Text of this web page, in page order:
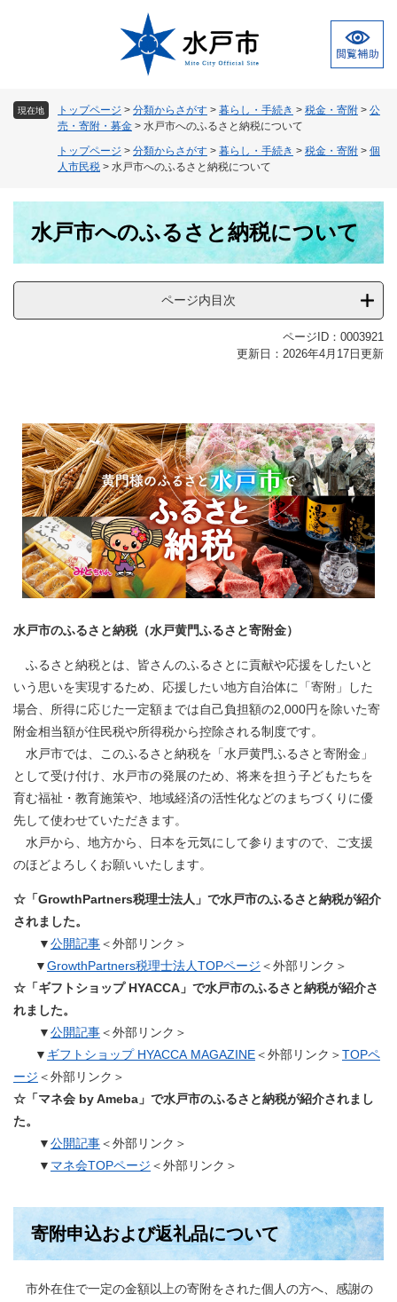
現在地 トップページ > 分類からさがす > 暮らし・手続き > 税金・寄附 > 公
売・寄附・募金 > 水戸市へのふるさと納税について
トップページ > 分類からさがす > 暮らし・手続き > 税金・寄附 > 個
人市民税 > 水戸市へのふるさと納税について
水戸市へのふるさと納税について
ページ内目次
ページID：0003921
更新日：2026年4月17日更新
水戸市のふるさと納税（水戸黄門ふるさと寄附金）
ふるさと納税とは、皆さんのふるさとに貢献や応援をしたいと
いう思いを実現するため、応援したい地方自治体に「寄附」した
場合、所得に応じた一定額までは自己負担額の2,000円を除いた寄
附金相当額が住民税や所得税から控除される制度です。
水戸市では、このふるさと納税を「水戸黄門ふるさと寄附金」
として受け付け、水戸市の発展のため、将来を担う子どもたちを
育む福祉・教育施策や、地域経済の活性化などのまちづくりに優
先して使わせていただきます。
水戸から、地方から、日本を元気にして参りますので、ご支援
のほどよろしくお願いいたします。
☆「GrowthPartners税理士法人​」で水戸市のふるさと納税が紹介
されました。
▼公開記事＜外部リンク＞
​ ▼GrowthPartners税理士法人TOPページ ＜外部リンク＞
☆「ギフトショップ HYACCA​」で水戸市のふるさと納税が紹介さ
れました。
▼公開記事＜外部リンク＞
​ ▼ ギフトショップ HYACCA MAGAZINE​＜外部リンク＞TOPペ
ージ ＜外部リンク＞
☆「マネ会 by Ameba」で水戸市のふるさと納税が紹介されまし
た。
▼公開記事＜外部リンク＞
▼ マネ会TOPページ ＜外部リンク＞
寄附申込および返礼品について
市外在住で一定の金額以上の寄附をされた個人の方へ、感謝の